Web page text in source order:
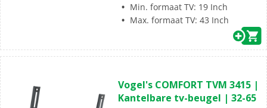
Min. formaat TV: 19 Inch
Max. formaat TV: 43 Inch
van
de
Vogel's COMFORT TVM 3415 |
Kantelbare tv-beugel | 32-65